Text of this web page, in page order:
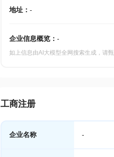
地址： -
企业信息概览： -
如上信息由AI大模型全网搜索生成，请
工商注册
企业名称 -